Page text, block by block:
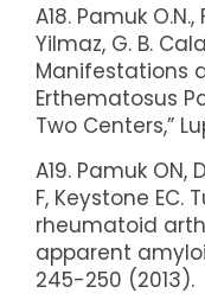
A18. Pamuk
Yilmaz, G. B.
Manifestations
Erthematosus
Two Centers,”
A19. Pamuk ON,
F, Keystone EC.
rheumatoid
apparent
245-250 (2013).